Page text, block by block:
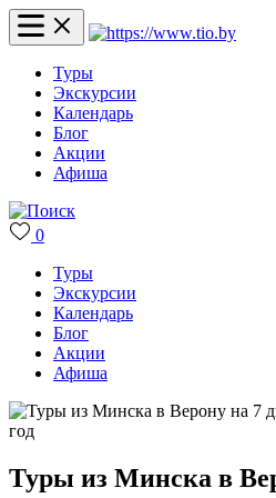
Туры
Экскурсии
Календарь
Блог
Акции
Афиша
0
Туры
Экскурсии
Календарь
Блог
Акции
Афиша
Туры из Минска в